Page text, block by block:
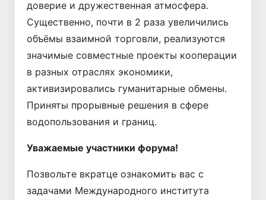
доверие и дружественная атмосфера.
Существенно, почти в 2 раза увеличились
объёмы взаимной торговли, реализуются
значимые совместные проекты кооперации
в разных отраслях экономики,
активизировались гуманитарные обмены.
Приняты прорывные решения в сфере
водопользования и границ.
Уважаемые участники форума!
Позвольте вкратце ознакомить вас с
задачами Международного института